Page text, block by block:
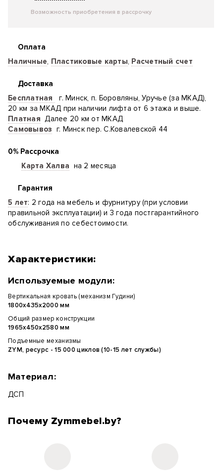
Возможность приобретения в рассрочку
Характеристики:
Используемые модули:
Вертикальная кровать (механизм Гудини)
1800х435х2000 мм
Общий размер конструкции
1965х450х2580 мм
Подъемные механизмы
ZYM, ресурс - 15 000 циклов (10-15 лет службы)
Материал:
ДСП
Оплата
Наличные, Пластиковые карты, Расчетный счет
Доставка
Бесплатная
г. Минск, п. Боровляны, Уручье (за МКАД),
20 км за МКАД при наличии лифта от 6 этажа и выше.
Платная Далее 20 км от МКАД
Самовывоз г. Минск пер. С.Ковалевской 44
0% Рассрочка
Карта Халва на 2 месяца
Гарантия
5 лет: 2 года на мебель и фурнитуру (при условии
правильной эксплуатации) и 3 года постгарантийного
обслуживания по себестоимости.
Почему Zymmebel.by?